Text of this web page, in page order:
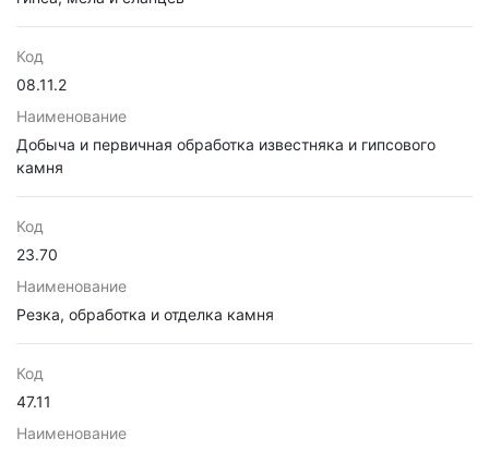
Код
08.11.2
Наименование
Добыча и первичная обработка известняка и гипсового
камня
Код
23.70
Наименование
Резка, обработка и отделка камня
Код
47.11
Наименование